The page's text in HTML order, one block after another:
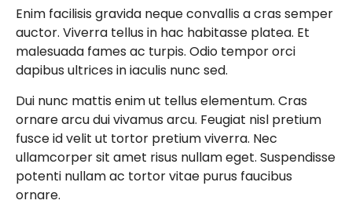
Enim facilisis gravida neque convallis a cras semper
auctor. Viverra tellus in hac habitasse platea. Et
malesuada fames ac turpis. Odio tempor orci
dapibus ultrices in iaculis nunc sed.
Dui nunc mattis enim ut tellus elementum. Cras
ornare arcu dui vivamus arcu. Feugiat nisl pretium
fusce id velit ut tortor pretium viverra. Nec
ullamcorper sit amet risus nullam eget. Suspendisse
potenti nullam ac tortor vitae purus faucibus
ornare.